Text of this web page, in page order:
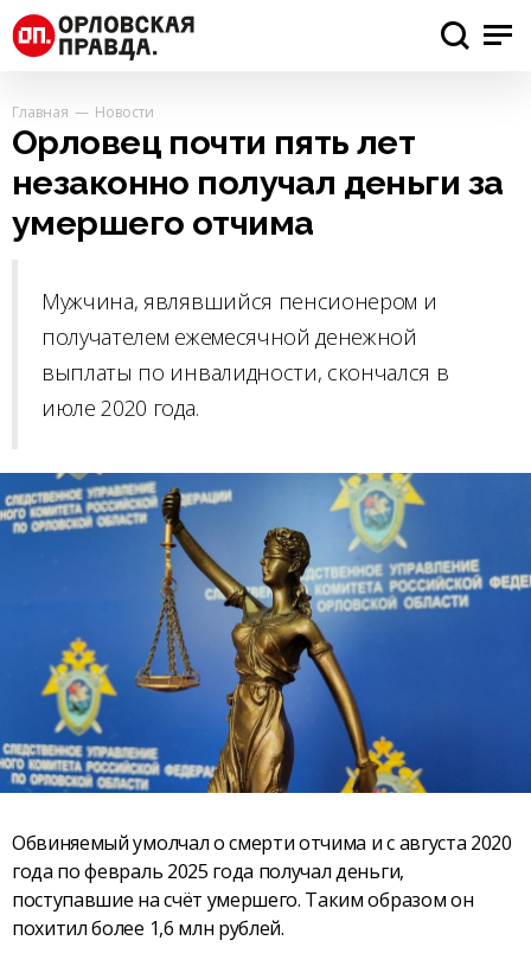
Главная Новости
Орловец почти пять лет
незаконно получал деньги за
умершего отчима
Мужчина, являвшийся пенсионером и
получателем ежемесячной денежной
выплаты по инвалидности, скончался в
июле 2020 года.
Обвиняемый умолчал о смерти отчима и с августа 2020
года по февраль 2025 года получал деньги,
поступавшие на счёт умершего. Таким образом он
похитил более 1,6 млн рублей.